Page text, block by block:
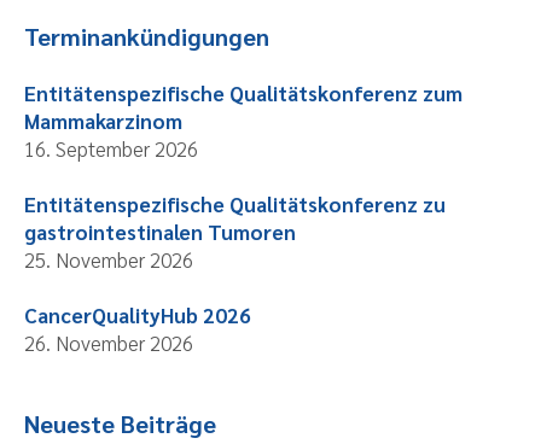
Terminankündigungen
Entitätenspezifische Qualitätskonferenz zum
Mammakarzinom
16. September 2026
Entitätenspezifische Qualitätskonferenz zu
gastrointestinalen Tumoren
25. November 2026
CancerQualityHub 2026
26. November 2026
Neueste Beiträge